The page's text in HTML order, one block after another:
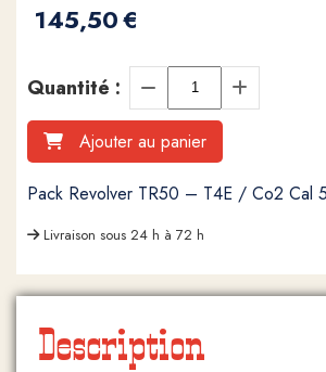
145,50€
Quantité :
Ajouter au panier
Pack Revolver TR50 – T4E / Co2 Cal
Livraison sous 24 h à 72 h
Description